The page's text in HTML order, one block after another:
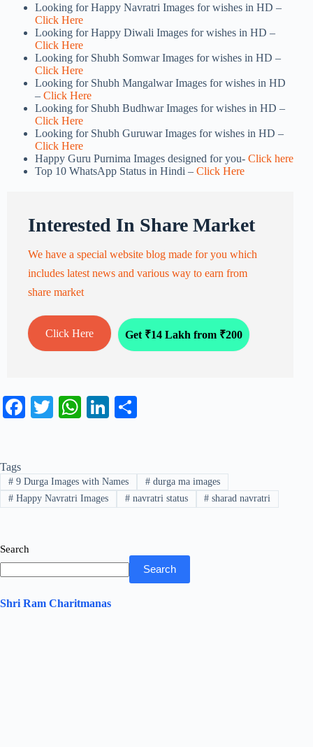
Looking for Happy Navratri Images for wishes in HD –
Click Here
Looking for Happy Diwali Images for wishes in HD –
Click Here
Looking for Shubh Somwar Images for wishes in HD –
Click Here
Looking for Shubh Mangalwar Images for wishes in HD
– Click Here
Looking for Shubh Budhwar Images for wishes in HD –
Click Here
Looking for Shubh Guruwar Images for wishes in HD –
Click Here
Happy Guru Purnima Images designed for you- Click here
Top 10 WhatsApp Status in Hindi – Click Here
Interested In Share Market
We have a special website blog made for you which
includes latest news and various way to earn from
share market
Click Here Get ₹14 Lakh from ₹200
Fa
ok
T
r
W
A
pp
Li
In
Tags
#9 Durga Images with Names #durga ma images
#Happy Navratri Images #navratri status # sharad navratri
Search
Search
Shri Ram Charitmanas